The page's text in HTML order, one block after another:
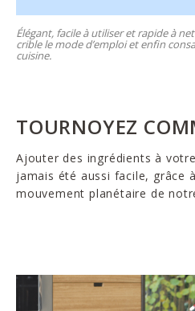
Élégant, facile à utiliser et rapide à
crible le mode d’emploi et enfin
cuisine.
TOURNOYEZ
Ajouter des ingrédients à
jamais été aussi facile, grâce
mouvement planétaire de